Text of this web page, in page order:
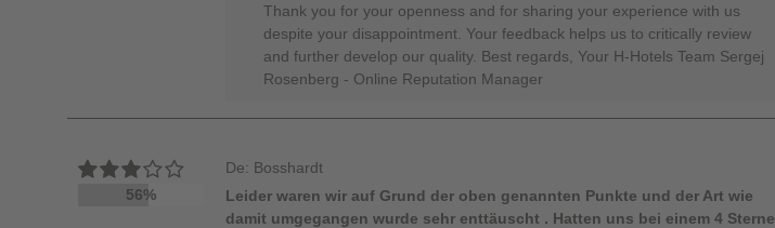
Thank you for your openness and for sharing your experience with us
despite your disappointment. Your feedback helps us to critically review
and further develop our quality. Best regards, Your H-Hotels Team Sergej
Rosenberg - Online Reputation Manager
56%
De: Bosshardt
Leider waren wir auf Grund der oben genannten Punkte und der Art wie
damit umgegangen wurde sehr enttäuscht . Hatten uns bei einem 4 Sterne